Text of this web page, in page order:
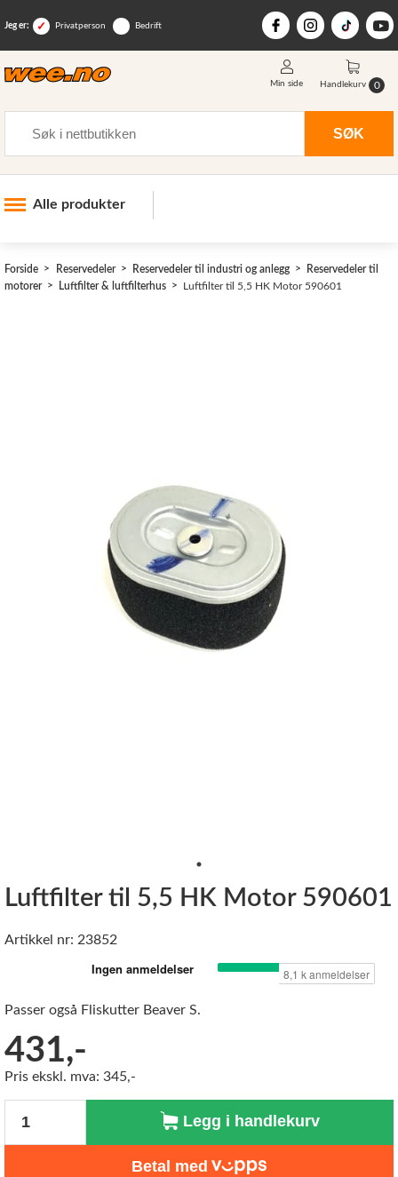
Jeg er: Privatperson Bedrift
SØK
Min side Handlekurv 0
Alle produkter
Skogsutstyr
Forside Reservedeler Reservedeler til industri og anlegg
Reservedeler til
motorer
Luftfilter & luftfilterhus Luftfilter til 5,5 HK Motor 590601
Luftfilter til 5,5 HK Motor 590601
Artikkel nr: 23852
Passer også Fliskutter Beaver S.
431,-
Pris ekskl. mva: 345,-
Antall
Legg i handlekurv
Betal med